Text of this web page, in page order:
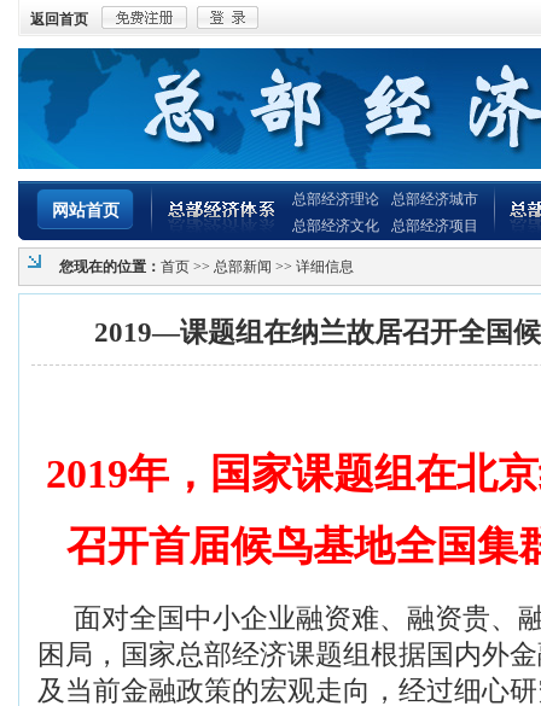
返回首页
网站首页
总部经济理论
总部经济文化
总部经济城市
总部经济项目
您现在的位置： 首页 >> 总部新闻 >> 详细信息
2019—课题组在纳兰故居召开全国
2019年，国家课题组在北
召开首届候鸟基地全国集
面对全国中小企业融资难、融资贵、
困局，国家总部经济课题组根据国内外
及当前金融政策的宏观走向，经过细心